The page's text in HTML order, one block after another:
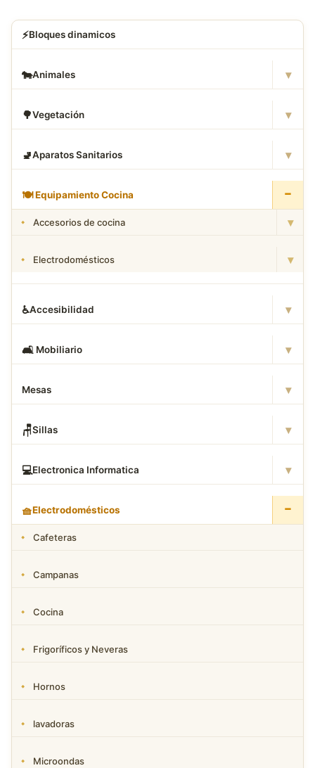
⚡Bloques dinamicos
🐄Animales ▾
🌳Vegetación ▾
🚽Aparatos Sanitarios ▾
🍽️ Equipamiento Cocina −
Accesorios de cocina ▾
Electrodomésticos ▾
♿Accesibilidad ▾
🛋 ️ Mobiliario ▾
Mesas ▾
🪑Sillas ▾
💻Electronica Informatica ▾
🧺Electrodomésticos −
Cafeteras
Campanas
Cocina
Frigoríficos y Neveras
Hornos
lavadoras
Microondas